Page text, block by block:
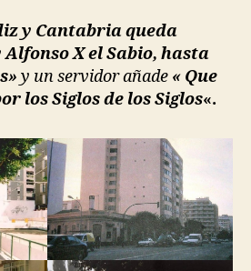
y Cantabria queda
X el Sabio, hasta
y un servidor añade « Que
los Siglos de los Siglos«.